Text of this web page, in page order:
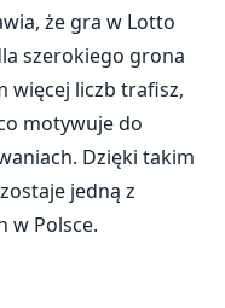
że gra w Lotto
szerokiego grona
więcej liczb trafisz,
motywuje do
Dzięki takim
jedną z
w Polsce.